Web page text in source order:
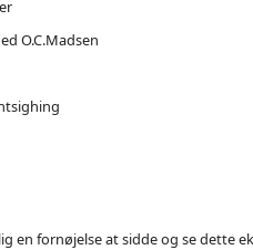
O.C.Madsen
en fornøjelse at sidde og se dette